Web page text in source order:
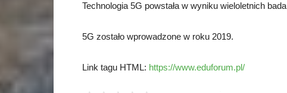
Technologia 5G powstała w wyniku wieloletnich bada
5G zostało wprowadzone w roku 2019.
Link tagu HTML: https://www.eduforum.pl/